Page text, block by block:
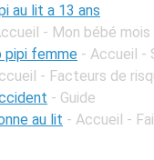
au lit a 13 ans
- Mon bébé mois
pipi femme - Accueil -
- Facteurs de
- Guide
au lit - Accueil -